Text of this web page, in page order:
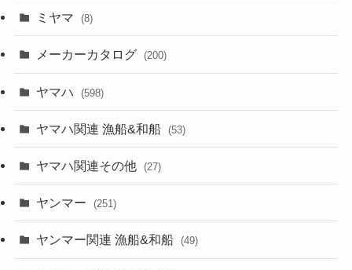
ミヤマ (8)
メーカーカタログ (200)
ヤマハ (598)
ヤマハ関連 漁船&和船 (53)
ヤマハ関連その他 (27)
ヤンマー (251)
ヤンマー関連 漁船&和船 (49)